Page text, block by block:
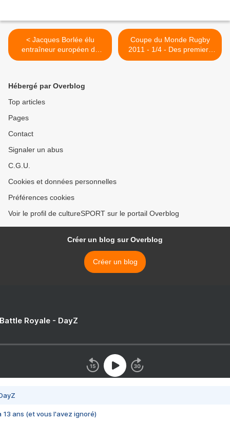
< Jacques Borlée élu
entraîneur européen de
l'année
Coupe du Monde Rugby
2011 - 1/4 - Des premiers
quarts classiques et indécis
Hébergé par Overblog
Top articles
Pages
Contact
Signaler un abus
C.G.U.
Cookies et données personnelles
Préférences cookies
Voir le profil de cultureSPORT sur le portail Overblog
Créer un blog sur Overblog
Créer un blog
Royale - DayZ
13 ans (et vous l'avez ignoré)